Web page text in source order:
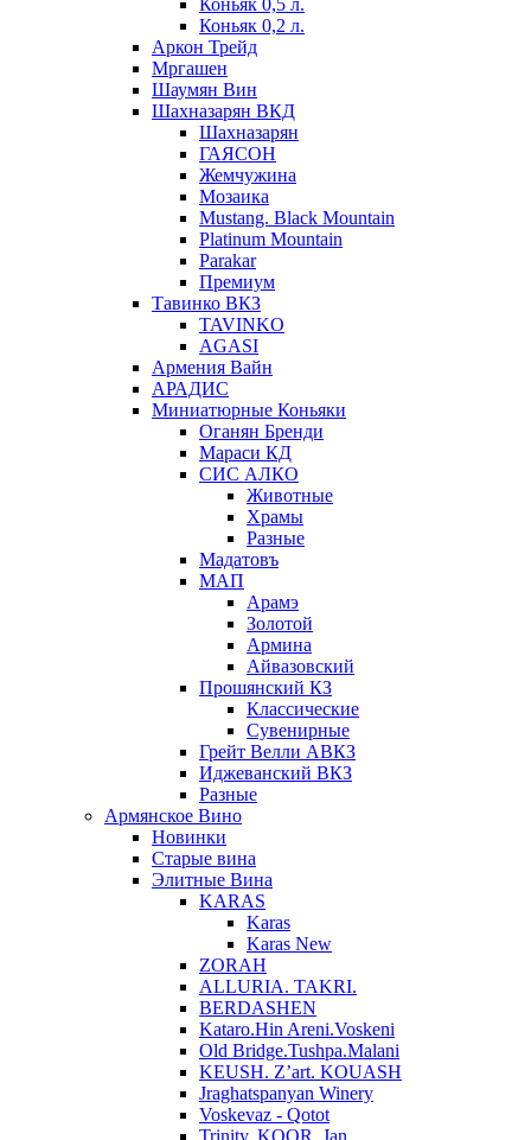
Коньяк 0,5 л.
Коньяк 0,2 л.
Аркон Трейд
Мргашен
Шаумян Вин
Шахназарян ВКД
Шахназарян
ГАЯСОН
Жемчужина
Мозаика
Mustang. Black Mountain
Platinum Mountain
Parakar
Премиум
Тавинко ВКЗ
TAVINKO
AGASI
Армения Вайн
АРАДИС
Миниатюрные Коньяки
Оганян Бренди
Мараси КД
СИС АЛКО
Животные
Храмы
Разные
Мадатовъ
МАП
Арамэ
Золотой
Армина
Айвазовский
Прошянский КЗ
Классические
Сувенирные
Грейт Велли АВКЗ
Иджеванский ВКЗ
Разные
Армянское Вино
Новинки
Старые вина
Элитные Вина
KARAS
Karas
Karas New
ZORAH
ALLURIA. TAKRI.
BERDASHEN
Kataro.Hin Areni.Voskeni
Old Bridge.Tushpa.Malani
KEUSH. Z’art. KOUASH
Jraghatspanyan Winery
Voskevaz - Qotot
Trinity. KOOR. Jan